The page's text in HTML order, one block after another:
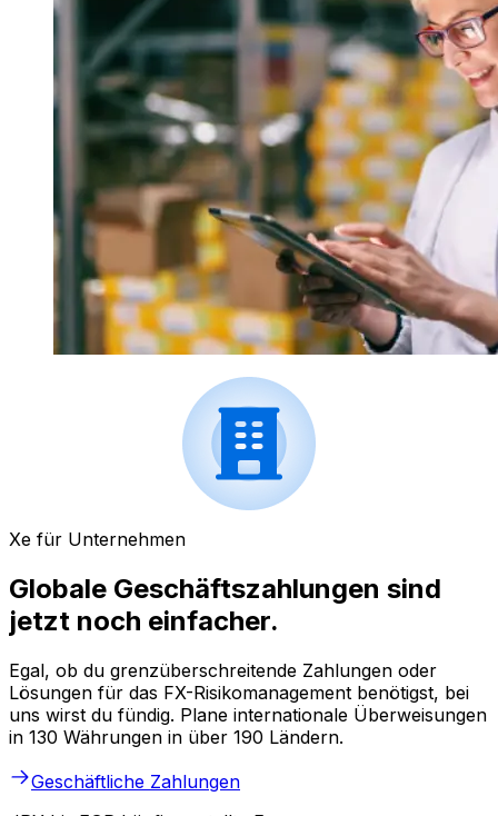
Xe für Unternehmen
Globale Geschäftszahlungen sind
jetzt noch einfacher.
Egal, ob du grenzüberschreitende Zahlungen oder
Lösungen für das FX-Risikomanagement benötigst, bei
uns wirst du fündig. Plane internationale Überweisungen
in 130 Währungen in über 190 Ländern.
Geschäftliche Zahlungen